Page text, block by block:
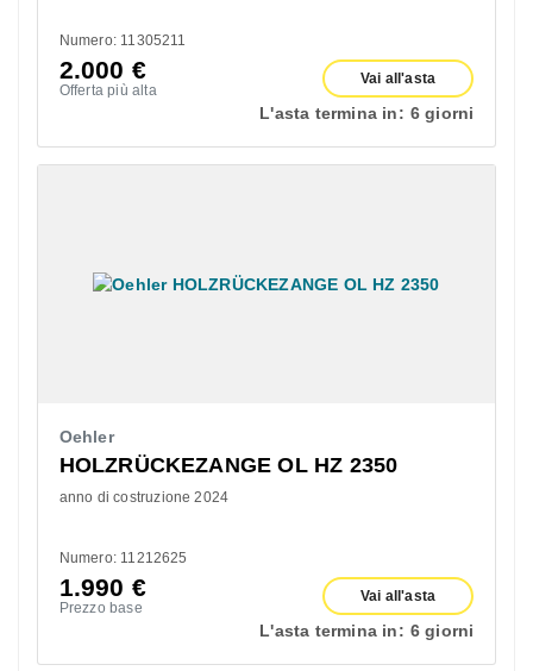
Numero: 11305211
2.000 €
Offerta più alta
Vai all'asta
L'asta termina in: 6 giorni
Oehler
HOLZRÜCKEZANGE OL HZ 2350
anno di costruzione 2024
Numero: 11212625
1.990 €
Prezzo base
Vai all'asta
L'asta termina in: 6 giorni